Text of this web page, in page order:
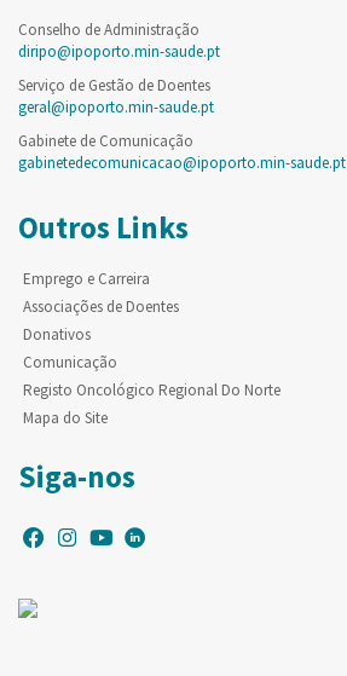
Conselho de Administração
diripo@ipoporto.min-saude.pt
Serviço de Gestão de Doentes
geral@ipoporto.min-saude.pt
Gabinete de Comunicação
gabinetedecomunicacao@ipoporto.min-saude.pt
Outros Links
Emprego e Carreira
Associações de Doentes
Donativos
Comunicação
Registo Oncológico Regional Do Norte
Mapa do Site
Siga-nos